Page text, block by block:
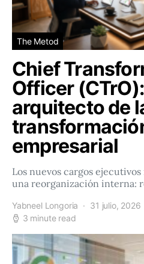
The Metod
Chief
Officer
arquitecto de
empresarial
Los nuevos cargos
una reorganización interna:
Yabneel Longoria 31 julio, 2026
3 minute read